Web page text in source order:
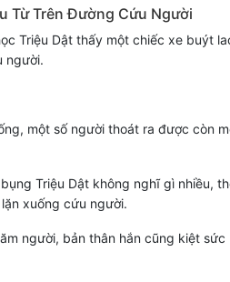
Từ Trên Đường Cứu Người
Triệu Dật thấy một chiếc xe buýt
người.
một số người thoát ra được còn
Triệu Dật không nghĩ gì nhiều,
xuống cứu người.
người, bản thân hắn cũng kiệt sức